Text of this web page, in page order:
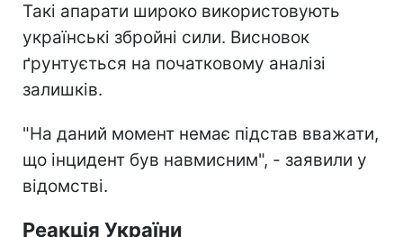
Такі апарати широко використовують
українські збройні сили. Висновок
ґрунтується на початковому аналізі
залишків.
"На даний момент немає підстав вважати,
що інцидент був навмисним", - заявили у
відомстві.
Реакція України